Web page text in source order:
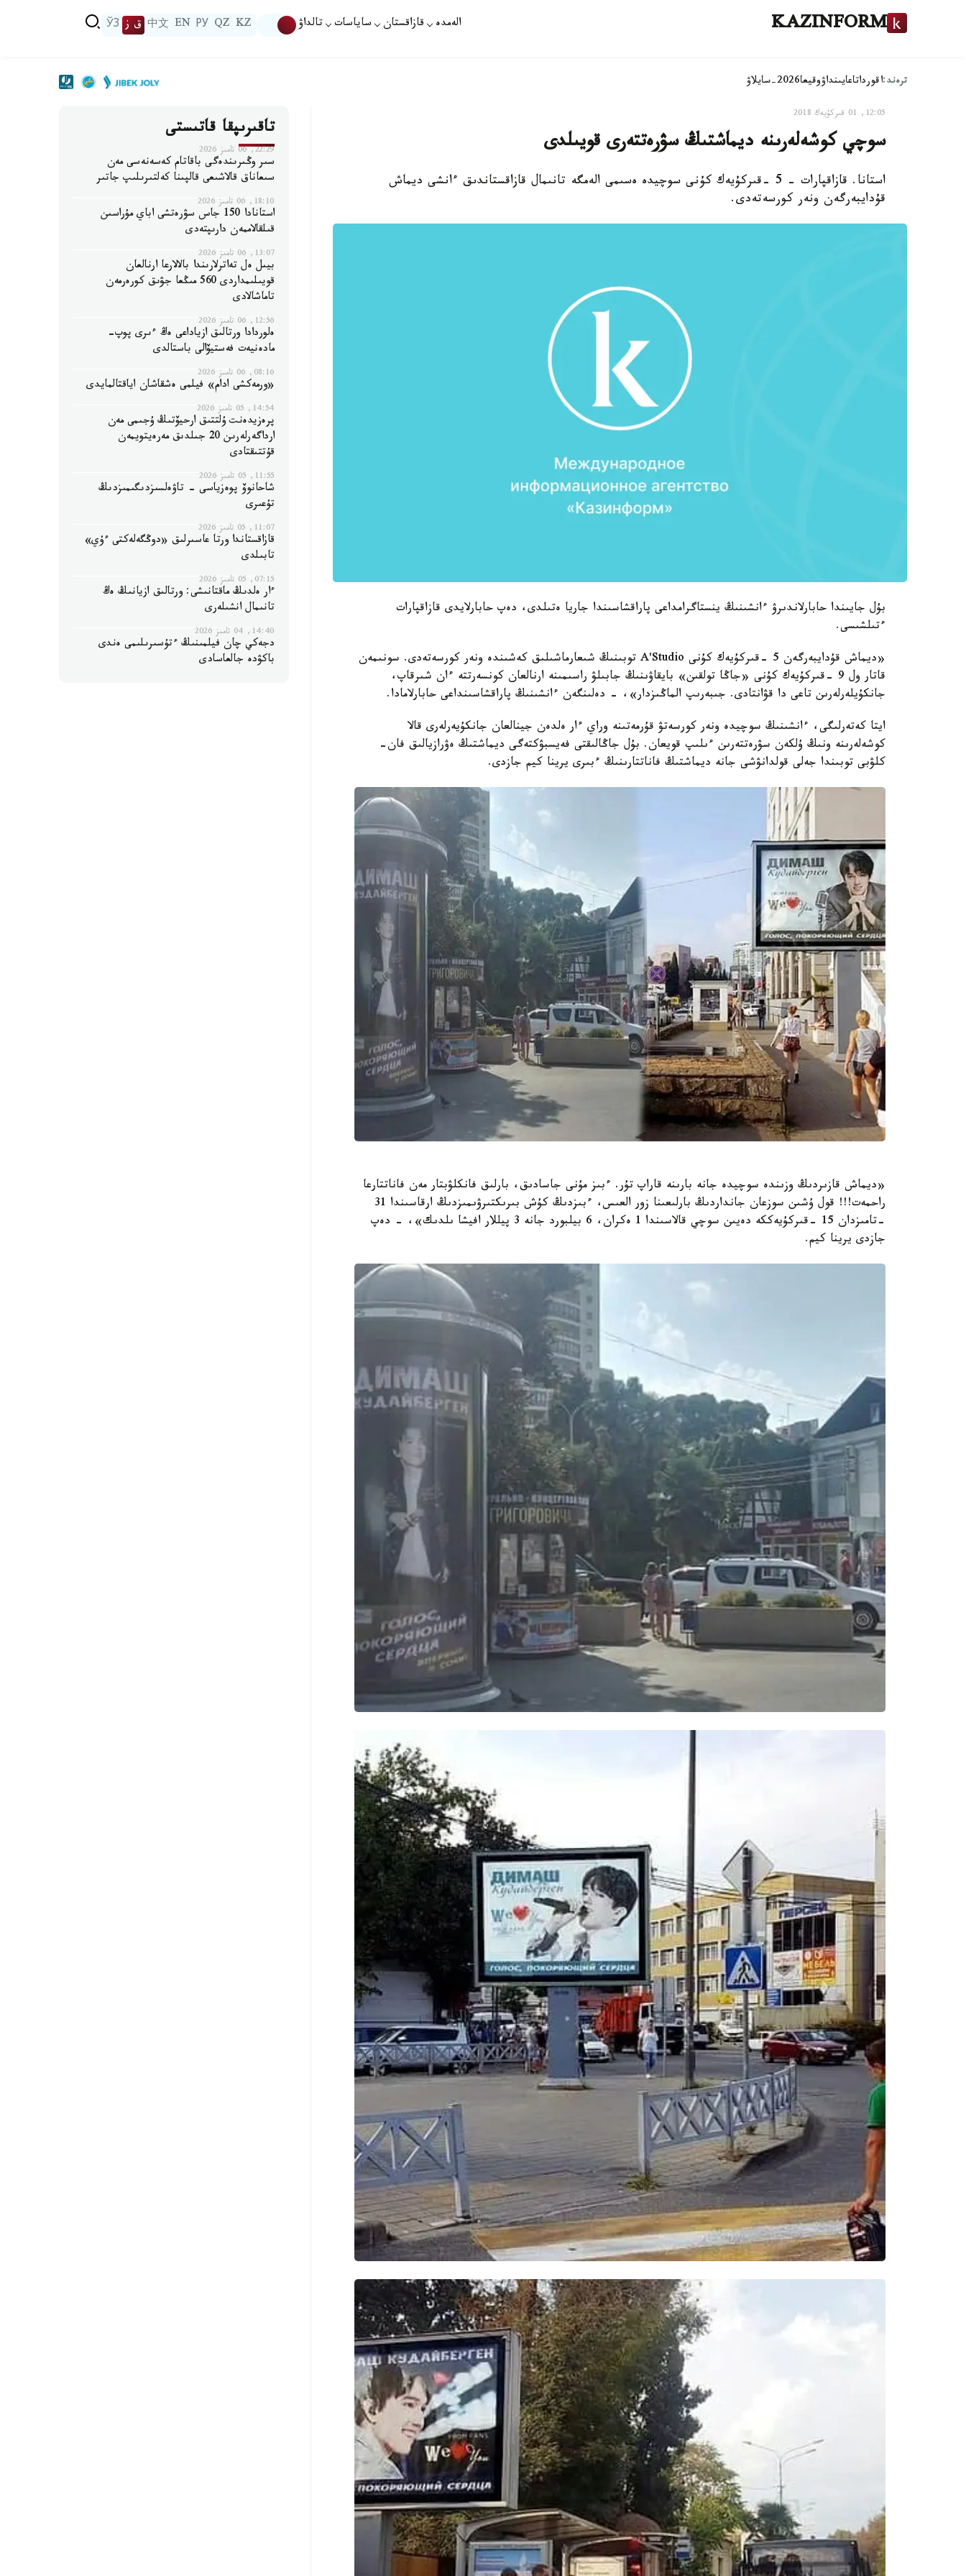
KAZINFORM الەمدە قازاقستان ساياسات تالداۋ KZ
QZ
РУ
EN
中文 ق ز ЎЗ
ترەند:اقورداتاعايىنداۋوقيعا2026-سايلاۋ
12:05, 01 قىركۇيەك 2018
سوچي كوشەلەرىنە ديماشتىڭ سۋرەتتەرى قويىلدى
استانا. قازاقپارات - 5 -قىركۇيەك كۇنى سوچيدە ەسىمى الەمگە تانىمال قازاقستاندىق ءانشى ديماش
قۇدايبەرگەن ونەر كورسەتەدى.
بۇل جايىندا حابارلاندىرۋ ءانشىنىڭ ينستاگرامداعى پاراقشاسىندا جاريا ەتىلدى، دەپ حابارلايدى قازاقپارات
ءتىلشىسى.
«ديماش قۇدايبەرگەن 5 -قىركۇيەك كۇنى A'Studio توبىنىڭ شىعارماشىلىق كەشىندە ونەر كورسەتەدى. سونىمەن
قاتار ول 9 -قىركۇيەك كۇنى «جاڭا تولقىن» بايقاۋىنىڭ جابىلۋ راسىمىنە ارنالعان كونسەرتتە ءان شىرقاپ،
جانكۇيلەرلەرىن تاعى دا قۋانتادى. جىبەرىپ الماڭىزدار»، - دەلىنگەن ءانشىنىڭ پاراقشاسىنداعى حابارلامادا.
ايتا كەتەرلىگى، ءانشىنىڭ سوچيدە ونەر كورسەتۋ قۇرمەتىنە وراي ءار ەلدەن جينالعان جانكۇيەرلەرى قالا
كوشەلەرىنە ونىڭ ۇلكەن سۋرەتتەرىن ءىلىپ قويعان. بۇل جاڭالىقتى فەيسبۋكتەگى ديماشتىڭ ەۋرازيالىق فان-
كلۋبى توبىندا جەلى قولدانۋشى جانە ديماشتىڭ فاناتتارىنىڭ ءبىرى يرينا كيم جازدى.
«ديماش قازىردىڭ وزىندە سوچيدە جانە بارىنە قاراپ تۇر. ءبىز مۇنى جاسادىق، بارلىق فانكلۋبتار مەن فاناتتارعا
راحمەت!!! قول ۇشىن سوزعان جانداردىڭ بارلىعىنا زور العىس، ءبىزدىڭ كۇش بىرىكتىرۋىمىزدىڭ ارقاسىندا 31
-تامىزدان 15 -قىركۇيەككە دەيىن سوچي قالاسىندا 1 ەكران، 6 بيلبورد جانە 3 پيللار افيشا ىلدىك»، - دەپ
جازدى يرينا كيم.
تاقىرىپقا قاتىستى
22:29, 06 تامىز 2026
سىر وڭىرىندەگى باقاتام كەسەنەسى مەن
سىعاناق قالاشىعى قالپىنا كەلتىرىلىپ جاتىر
18:10, 06 تامىز 2026
استانادا 150 جاس سۋرەتشى اباي مۇراسىن
قىلقالاممەن دارىپتەدى
13:07, 06 تامىز 2026
بيىل ەل تەاترلارىندا بالالارعا ارنالعان
قويىلىمداردى 560 مىڭعا جۋىق كورەرمەن
تاماشالادى
12:56, 06 تامىز 2026
ەلوردادا ورتالىق ازياداعى ەڭ ءىرى پوپ-
مادەنيەت فەستيۆالى باستالدى
08:16, 06 تامىز 2026
«ورمەكشى ادام» فيلمى ەشقاشان اياقتالمايدى
14:54, 05 تامىز 2026
پرەزيدەنت ۇلتتىق ارحيۆتىڭ ۇجىمى مەن
ارداگەرلەرىن 20 جىلدىق مەرەيتويمەن
قۇتتىقتادى
11:55, 05 تامىز 2026
شاحانوۆ پوەزياسى - تاۋەلسىزدىگىمىزدىڭ
تۇعىرى
11:07, 05 تامىز 2026
قازاقستاندا ورتا عاسىرلىق «دوڭگەلەكتى ءۇي»
تابىلدى
07:15, 05 تامىز 2026
ءار ەلدىڭ ماقتانىشى: ورتالىق ازيانىڭ ەڭ
تانىمال انشىلەرى
14:40, 04 تامىز 2026
دجەكي چان فيلمىنىڭ ءتۇسىرىلىمى ەندى
باكۋدە جالعاسادى